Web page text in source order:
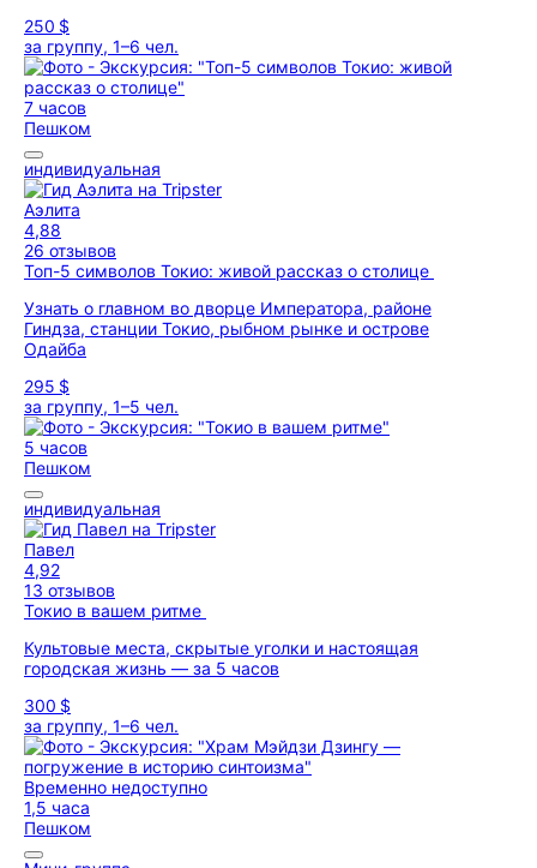
250 $
за группу, 1–6 чел.
7 часов
Пешком
индивидуальная
Аэлита
4,88
26 отзывов
Топ-5 символов Токио: живой рассказ о столице
Узнать о главном во дворце Императора, районе
Гиндза, станции Токио, рыбном рынке и острове
Одайба
295 $
за группу, 1–5 чел.
5 часов
Пешком
индивидуальная
Павел
4,92
13 отзывов
Токио в вашем ритме
Культовые места, скрытые уголки и настоящая
городская жизнь — за 5 часов
300 $
за группу, 1–6 чел.
Временно недоступно
1,5 часа
Пешком